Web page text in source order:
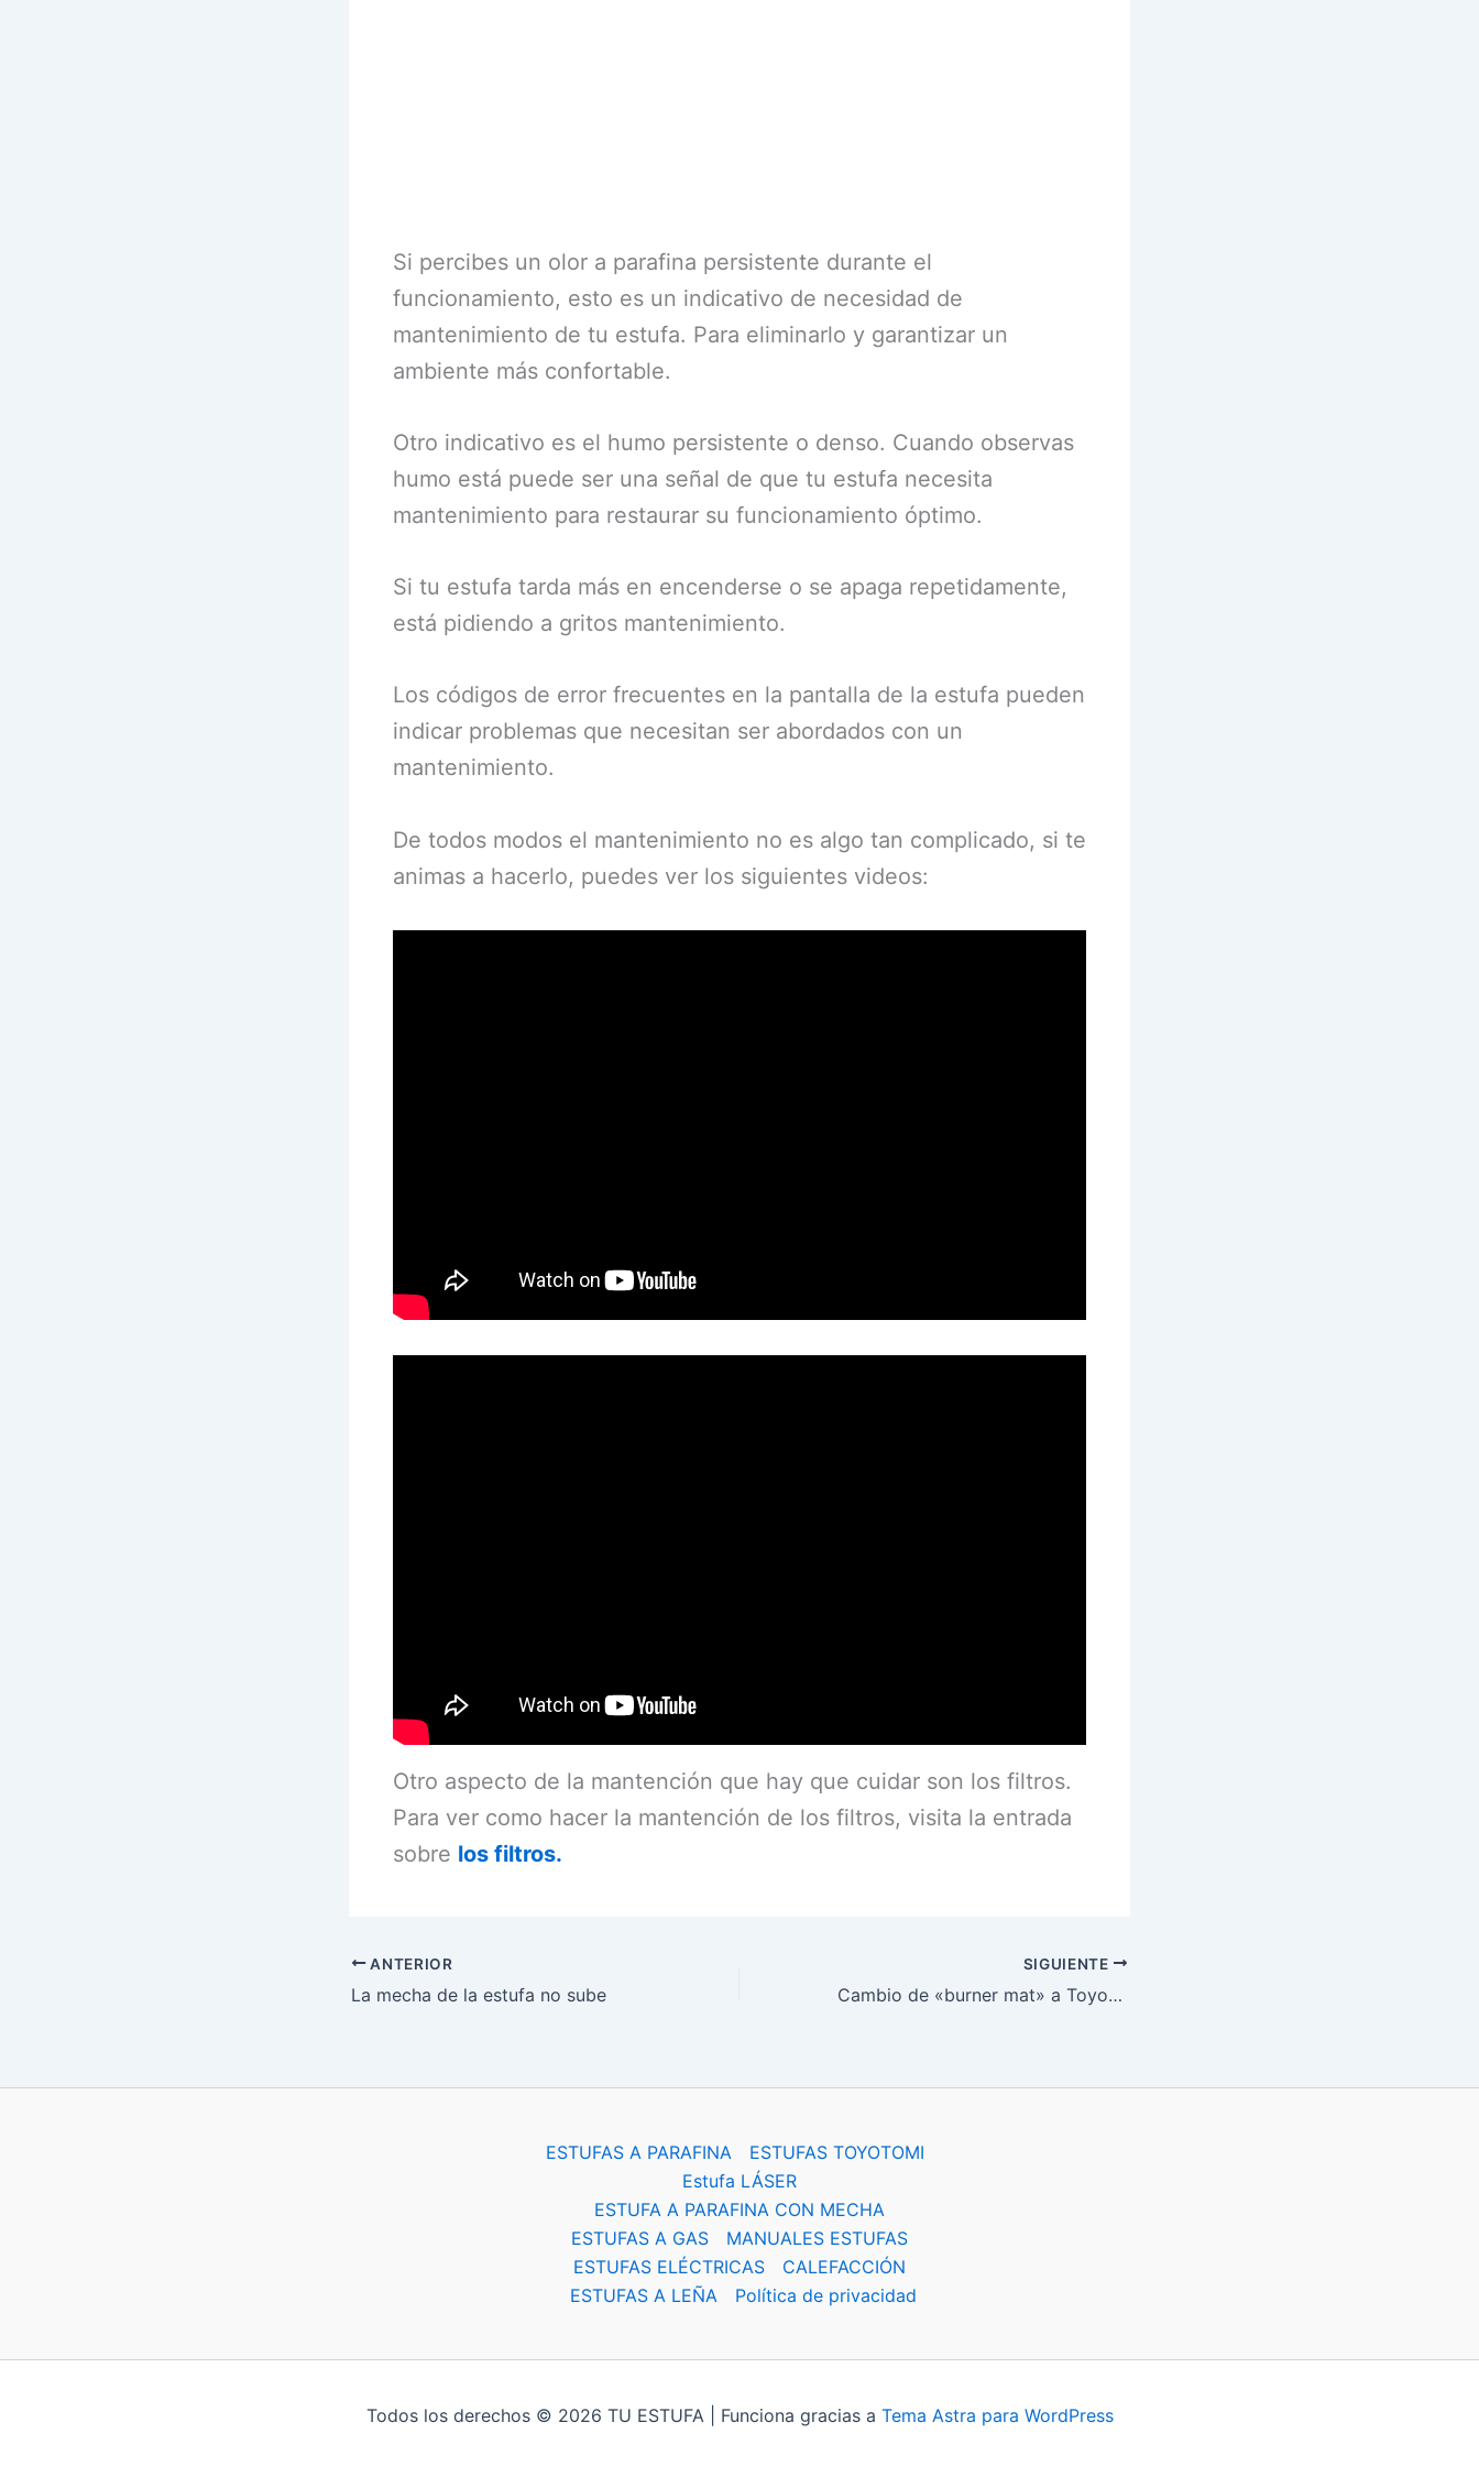
Si percibes un olor a parafina persistente durante el
funcionamiento, esto es un indicativo de necesidad de
mantenimiento de tu estufa. Para eliminarlo y garantizar un
ambiente más confortable.
Otro indicativo es el humo persistente o denso. Cuando observas
humo está puede ser una señal de que tu estufa necesita
mantenimiento para restaurar su funcionamiento óptimo.
Si tu estufa tarda más en encenderse o se apaga repetidamente,
está pidiendo a gritos mantenimiento.
Los códigos de error frecuentes en la pantalla de la estufa pueden
indicar problemas que necesitan ser abordados con un
mantenimiento.
De todos modos el mantenimiento no es algo tan complicado, si te
animas a hacerlo, puedes ver los siguientes videos:
Otro aspecto de la mantención que hay que cuidar son los filtros.
Para ver como hacer la mantención de los filtros, visita la entrada
sobre los filtros.
ANTERIOR
La mecha de la estufa no sube
SIGUIENTE
Cambio de «burner mat» a Toyotomi
ESTUFAS A PARAFINA
ESTUFAS TOYOTOMI
Estufa LÁSER
ESTUFA A PARAFINA CON MECHA
ESTUFAS A GAS
MANUALES ESTUFAS
ESTUFAS ELÉCTRICAS
CALEFACCIÓN
ESTUFAS A LEÑA
Política de privacidad
Todos los derechos © 2026 TU ESTUFA | Funciona gracias a Tema Astra para WordPress